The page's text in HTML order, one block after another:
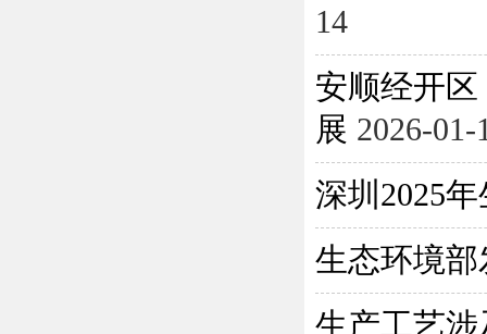
14
安顺经开
展 2026-01-
深圳2025
生态环境
生产工艺